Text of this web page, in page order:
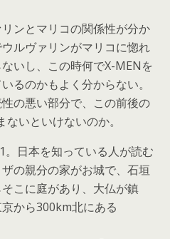
ンとマリコの関係性が分か
ルヴァリンがマリコに惚れ
いし、この時何でX-MENを
るのかもよく分からない。
の悪い部分で、この前後の
いといけないのか。
日本を知っている人が読む
の親分の家がお城で、石垣
こに庭があり、大仏が鎮
から300km北にある